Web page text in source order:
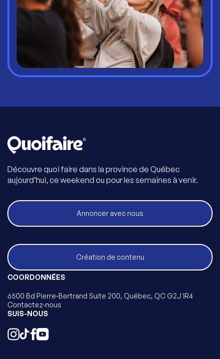
Découvre quoi faire dans la province de Québec
aujourd’hui, ce weekend ou pour les semaines à venir.
Annoncer avec nous
Création de contenu
COORDONNÉES
6500 Bd Pierre-Bertrand Suite 200, Québec, QC G2J 1R4
Contactez-nous
SUIS-NOUS